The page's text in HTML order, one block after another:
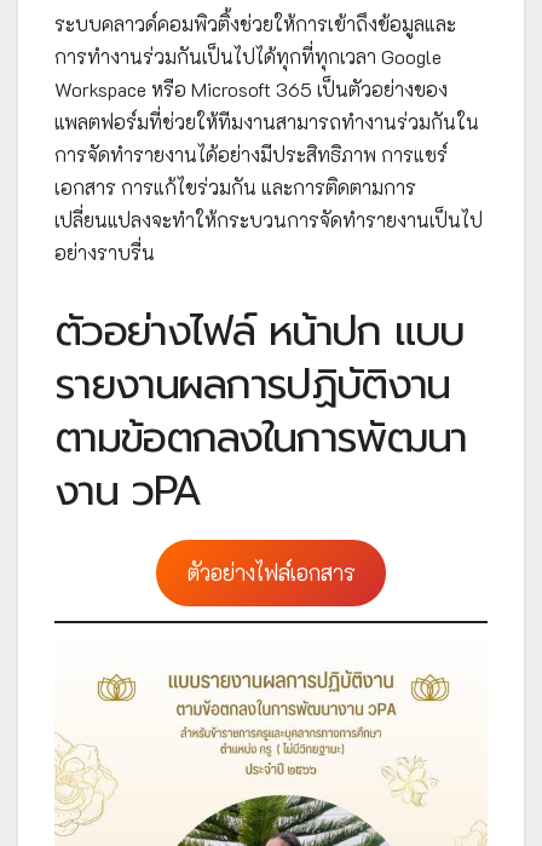
ระบบคลาวด์คอมพิวติ้งช่วยให้การเข้าถึงข้อมูลและ
การทำงานร่วมกันเป็นไปได้ทุกที่ทุกเวลา Google
Workspace หรือ Microsoft 365 เป็นตัวอย่างของ
แพลตฟอร์มที่ช่วยให้ทีมงานสามารถทำงานร่วมกันใน
การจัดทำรายงานได้อย่างมีประสิทธิภาพ การแชร์
เอกสาร การแก้ไขร่วมกัน และการติดตามการ
เปลี่ยนแปลงจะทำให้กระบวนการจัดทำรายงานเป็นไป
อย่างราบรื่น
ตัวอย่างไฟล์ หน้าปก แบบ
รายงานผลการปฏิบัติงาน
ตามข้อตกลงในการพัฒนา
งาน วPA
ตัวอย่างไฟล์เอกสาร